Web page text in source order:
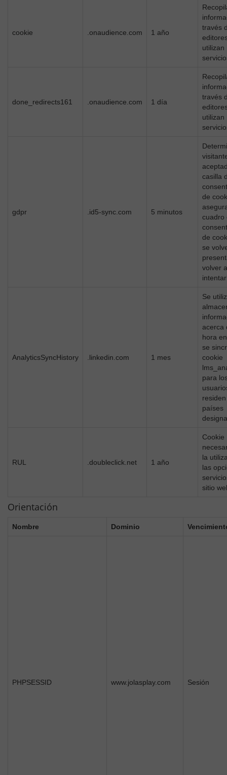
cookie .onaudience.com 1 año
través
utilizan
done_redirects161 .onaudience.com 1 día
través
utilizan
gdpr .id5-sync.com 5 minutos
casilla
de
cuadro
de
se
volver a
AnalyticsSyncHistory .linkedin.com 1 mes
Se
acerca
hora
se
cookie
para
países
RUL .doubleclick.net 1 año
Cookie
la
las
sitio
Orientación
Nombre Dominio
PHPSESSID www.jolasplay.com Sesión